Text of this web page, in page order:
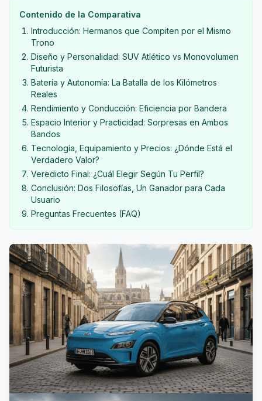
Contenido de la Comparativa
Introducción: Hermanos que Compiten por el Mismo
Trono
Diseño y Personalidad: SUV Atlético vs Monovolumen
Futurista
Batería y Autonomía: La Batalla de los Kilómetros
Reales
Rendimiento y Conducción: Eficiencia por Bandera
Espacio Interior y Practicidad: Sorpresas en Ambos
Bandos
Tecnología, Equipamiento y Precios: ¿Dónde Está el
Verdadero Valor?
Veredicto Final: ¿Cuál Elegir Según Tu Perfil?
Conclusión: Dos Filosofías, Un Ganador para Cada
Usuario
Preguntas Frecuentes (FAQ)